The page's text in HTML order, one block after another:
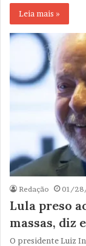
Leia mais »
Redação 01/
Lula preso
massas, diz
O presidente Luiz